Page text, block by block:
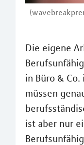
Die eigene
in Büro &
müssen
ist aber nur